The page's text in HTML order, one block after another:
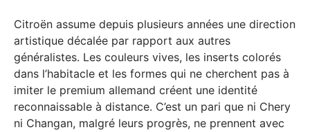
Citroën assume depuis plusieurs années une direction
artistique décalée par rapport aux autres
généralistes. Les couleurs vives, les inserts colorés
dans l’habitacle et les formes qui ne cherchent pas à
imiter le premium allemand créent une identité
reconnaissable à distance. C’est un pari que ni Chery
ni Changan, malgré leurs progrès, ne prennent avec